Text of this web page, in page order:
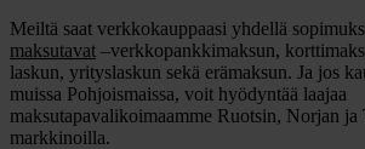
Meiltä saat verkkokauppaasi yhdellä
maksutavat –verkkopankkimaksun,
laskun, yrityslaskun sekä erämaksun. Ja jos
muissa Pohjoismaissa, voit hyödyntää laajaa
maksutapavalikoimaamme Ruotsin, Norjan ja
markkinoilla.